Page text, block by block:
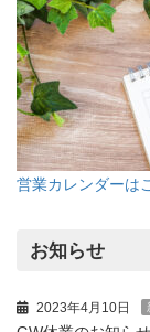
営業カレンダーは
お知らせ
2023年4月10日